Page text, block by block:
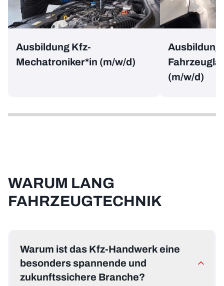
Ausbildung Kfz-
Mechatroniker*in (m/w/d)
Ausbildung
(m/w/d)
WARUM LANG
FAHRZEUGTECHNIK
Warum ist das Kfz-Handwerk eine
besonders spannende und
zukunftssichere Branche?